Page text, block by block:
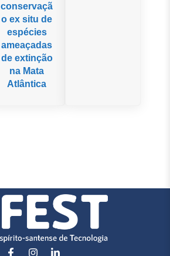
conservaçã
o ex situ de
espécies
ameaçadas
de extinção
na Mata
Atlântica